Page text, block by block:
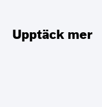
Upptäck mer